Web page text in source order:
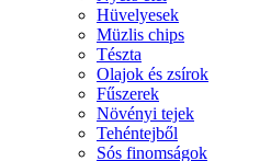
Hüvelyesek
Müzlis chips
Tészta
Olajok és zsírok
Fűszerek
Növényi tejek
Tehéntejből
Sós finomságok